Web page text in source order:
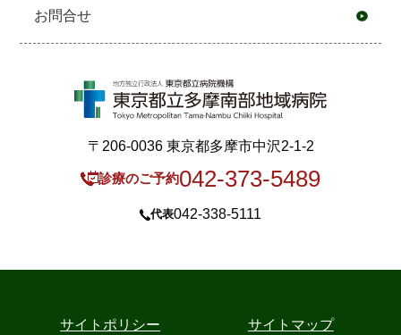
お問合せ
〒206-0036 東京都多摩市中沢2-1-2
診療のご予約042-373-5489
代表042-338-5111
サイトポリシー サイトマップ